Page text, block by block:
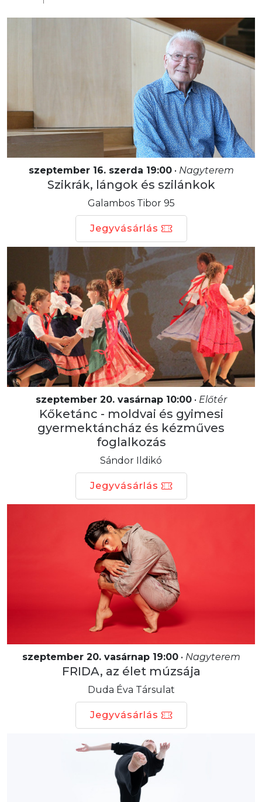
szeptember 16. szerda 19:00• Nagyterem
Szikrák, lángok és szilánkok
Galambos Tibor 95
Jegyvásárlás
szeptember 20. vasárnap 10:00• Előtér
Kőketánc - moldvai és gyimesi
gyermektáncház és kézműves
foglalkozás
Sándor Ildikó
Jegyvásárlás
szeptember 20. vasárnap 19:00• Nagyterem
FRIDA, az élet múzsája
Duda Éva Társulat
Jegyvásárlás